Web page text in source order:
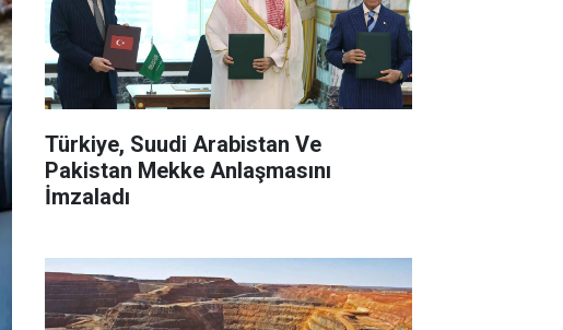
Türkiye, Suudi Arabistan Ve
Pakistan Mekke Anlaşmasını
İmzaladı